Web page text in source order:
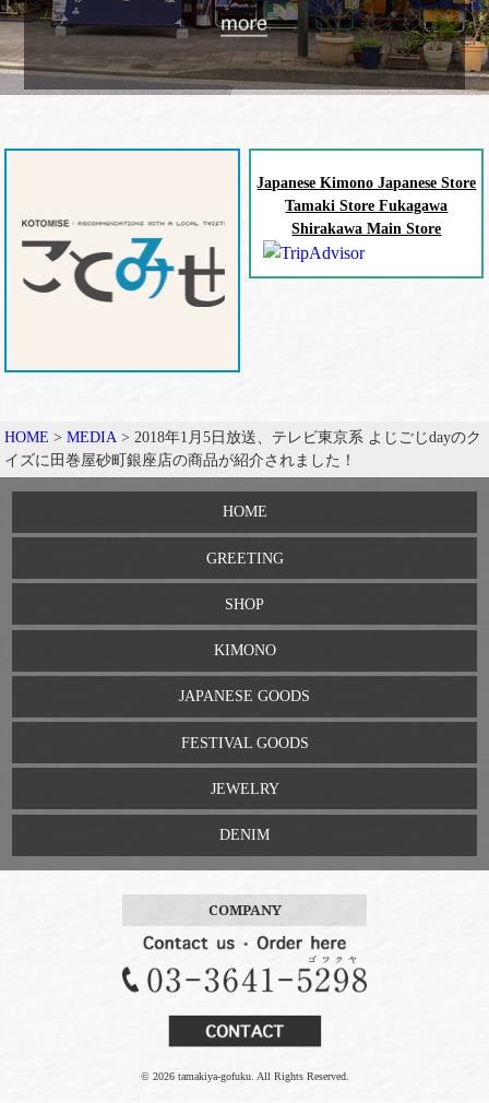
Japanese Kimono Japanese Store
Tamaki Store Fukagawa
Shirakawa Main Store
HOME >MEDIA >2018年1月5日放送、テレビ東京系 よじごじdayのク
イズに田巻屋砂町銀座店の商品が紹介されました！
HOME
GREETING
SHOP
KIMONO
JAPANESE GOODS
FESTIVAL GOODS
JEWELRY
DENIM
COMPANY
© 2026 tamakiya-gofuku. All Rights Reserved.